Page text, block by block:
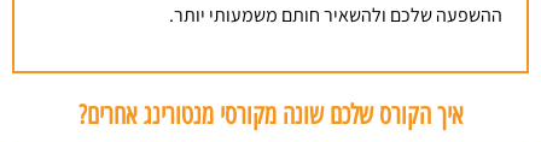
ההשפעה שלכם ולהשאיר חותם משמעותי יותר.
איך הקורס שלכם שונה מקורסי מנטורינג אחרים?